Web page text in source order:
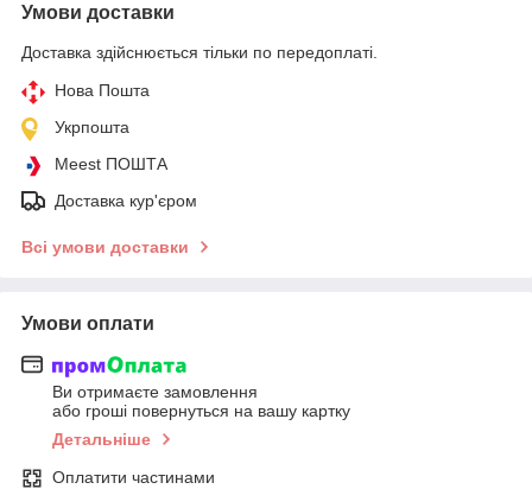
Умови доставки
Доставка здійснюється тільки по передоплаті.
Нова Пошта
Укрпошта
Meest ПОШТА
Доставка кур'єром
Всі умови доставки
Умови оплати
Ви отримаєте замовлення
або гроші повернуться на вашу картку
Детальніше
Оплатити частинами